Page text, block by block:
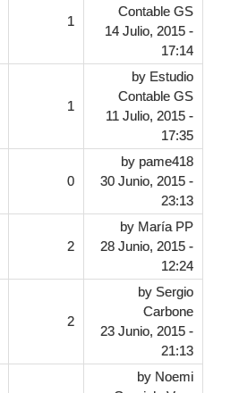
1
Contable GS
14 Julio, 2015 -
17:14
1
by Estudio
Contable GS
11 Julio, 2015 -
17:35
0
by pame418
30 Junio, 2015 -
23:13
2
by María PP
28 Junio, 2015 -
12:24
2
by Sergio
Carbone
23 Junio, 2015 -
21:13
by Noemi